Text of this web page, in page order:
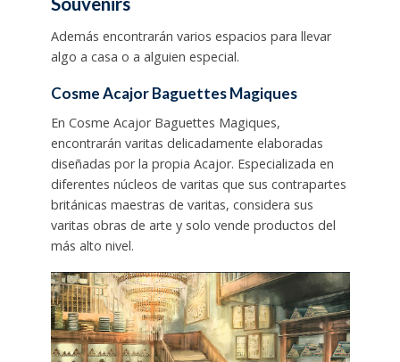
Además encontrarán varios espacios para llevar
algo a casa o a alguien especial.
Cosme Acajor Baguettes Magiques
En Cosme Acajor Baguettes Magiques,
encontrarán varitas delicadamente elaboradas
diseñadas por la propia Acajor. Especializada en
diferentes núcleos de varitas que sus contrapartes
británicas maestras de varitas, considera sus
varitas obras de arte y solo vende productos del
más alto nivel.